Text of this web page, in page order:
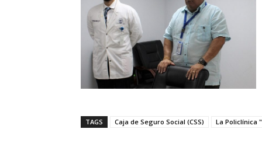
TAGS Caja de Seguro Social (CSS) La Policlínica